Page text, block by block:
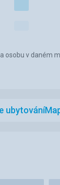
v daném
ubytování